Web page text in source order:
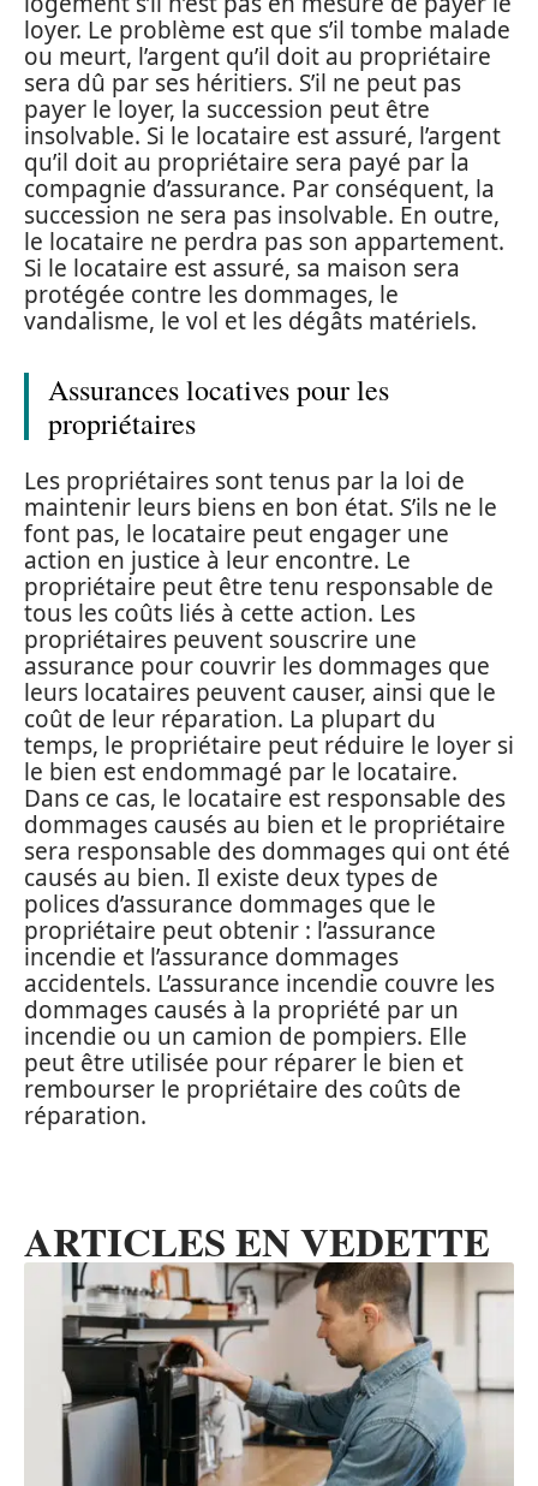
loyer. Le problème est que s’il tombe malade
ou meurt, l’argent qu’il doit au propriétaire
sera dû par ses héritiers. S’il ne peut pas
payer le loyer, la succession peut être
insolvable. Si le locataire est assuré, l’argent
qu’il doit au propriétaire sera payé par la
compagnie d’assurance. Par conséquent, la
succession ne sera pas insolvable. En outre,
le locataire ne perdra pas son appartement.
Si le locataire est assuré, sa maison sera
protégée contre les dommages, le
vandalisme, le vol et les dégâts matériels.
Assurances locatives pour les
propriétaires
Les propriétaires sont tenus par la loi de
maintenir leurs biens en bon état. S’ils ne le
font pas, le locataire peut engager une
action en justice à leur encontre. Le
propriétaire peut être tenu responsable de
tous les coûts liés à cette action. Les
propriétaires peuvent souscrire une
assurance pour couvrir les dommages que
leurs locataires peuvent causer, ainsi que le
coût de leur réparation. La plupart du
temps, le propriétaire peut réduire le loyer si
le bien est endommagé par le locataire.
Dans ce cas, le locataire est responsable des
dommages causés au bien et le propriétaire
sera responsable des dommages qui ont été
causés au bien. Il existe deux types de
polices d’assurance dommages que le
propriétaire peut obtenir : l’assurance
incendie et l’assurance dommages
accidentels. L’assurance incendie couvre les
dommages causés à la propriété par un
incendie ou un camion de pompiers. Elle
peut être utilisée pour réparer le bien et
rembourser le propriétaire des coûts de
réparation.
ARTICLES EN VEDETTE